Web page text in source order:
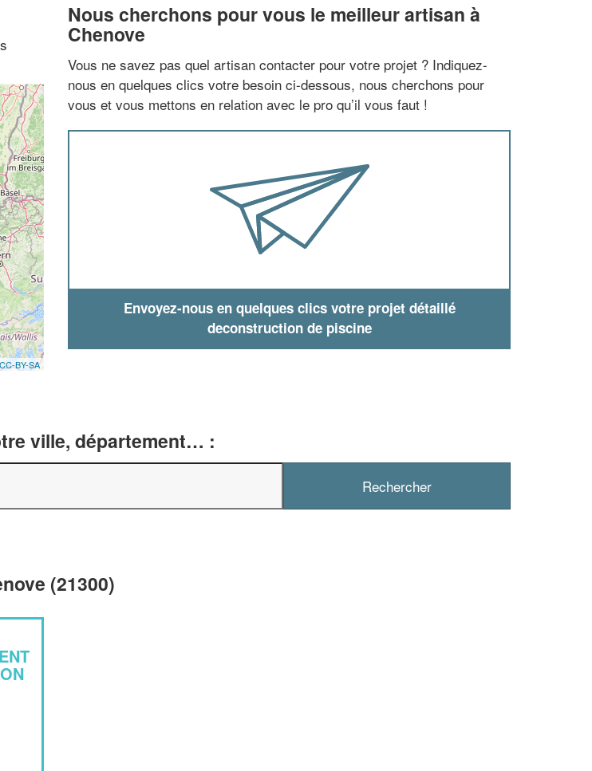
CC-BY-SA
Nous cherchons pour vous le meilleur artisan à
Chenove
Vous ne savez pas quel artisan contacter pour votre projet ? Indiquez-
nous en quelques clics votre besoin ci-dessous, nous cherchons pour
vous et vous mettons en relation avec le pro qu’il vous faut !
Envoyez-nous en quelques clics votre projet détaillé
deconstruction de piscine
ville, département… :
(21300)